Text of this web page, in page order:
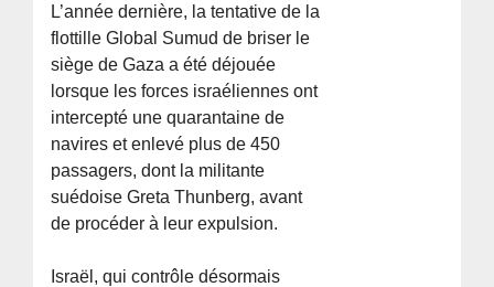
L’année dernière, la tentative de la
flottille Global Sumud de briser le
siège de Gaza a été déjouée
lorsque les forces israéliennes ont
intercepté une quarantaine de
navires et enlevé plus de 450
passagers, dont la militante
suédoise Greta Thunberg, avant
de procéder à leur expulsion.
Israël, qui contrôle désormais